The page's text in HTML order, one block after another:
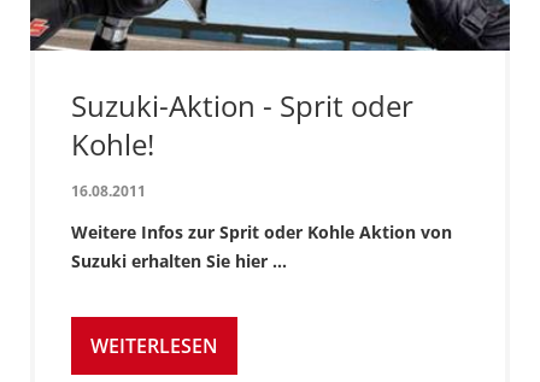
Suzuki-Aktion - Sprit oder
Kohle!
16.08.2011
Weitere Infos zur Sprit oder Kohle Aktion von
Suzuki erhalten Sie hier ...
WEITERLESEN